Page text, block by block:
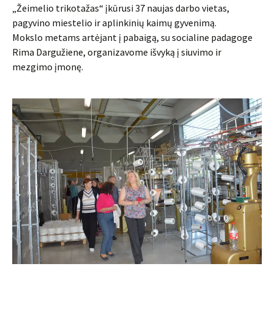
„Žeimelio trikotažas“ įkūrusi 37 naujas darbo vietas,
pagyvino miestelio ir aplinkinių kaimų gyvenimą.
Mokslo metams artėjant į pabaigą, su socialine padagoge
Rima Dargužiene, organizavome išvyką į siuvimo ir
mezgimo įmonę.